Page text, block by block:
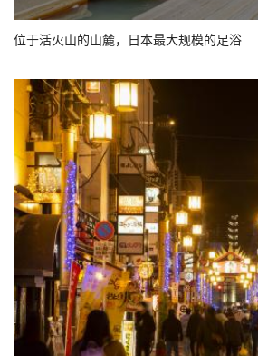
位于活火山的山麓，日本最大规模的足浴